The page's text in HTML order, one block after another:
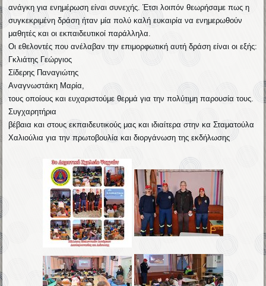
ανάγκη για ενημέρωση είναι συνεχής. Έτσι λοιπόν θεωρήσαμε πως η
συγκεκριμένη δράση ήταν μία πολύ καλή ευκαιρία να ενημερωθούν
μαθητές και οι εκπαιδευτικοί παράλληλα.
Οι εθελοντές που ανέλαβαν την επιμορφωτική αυτή δράση είναι οι εξής:
Γκλιάτης Γεώργιος
Σίδερης Παναγιώτης
Αναγνωστάκη Μαρία,
τους οποίους και ευχαριστούμε θερμά για την πολύτιμη παρουσία τους.
Συγχαρητήρια
βέβαια και στους εκπαιδευτικούς μας και ιδιαίτερα στην κα Σταματούλα
Χαλιούλια για την πρωτοβουλία και διοργάνωση της εκδήλωσης